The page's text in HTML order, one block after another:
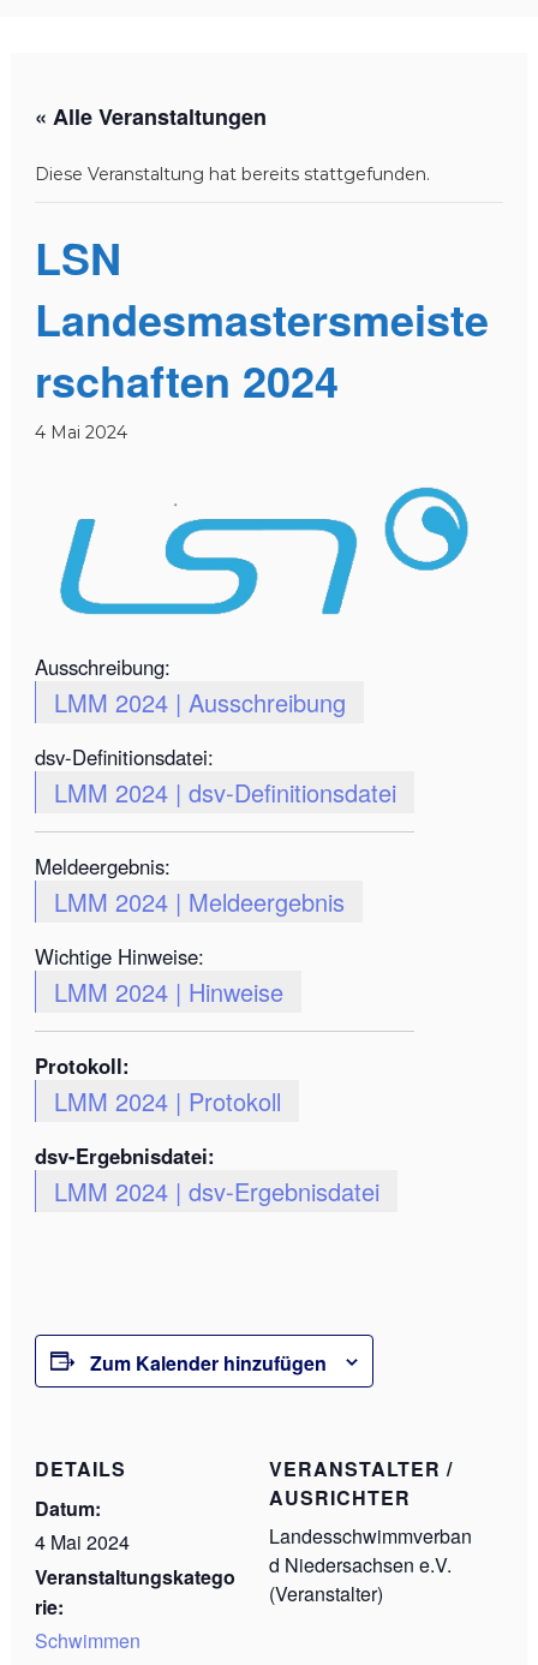
d
s
« Alle Veranstaltungen
Diese Veranstaltung hat bereits stattgefunden.
LSN
Landesmastersmeiste
rschaften 2024
4 Mai 2024
Ausschreibung:
LMM 2024 | Ausschreibung
dsv-Definitionsdatei:
LMM 2024 | dsv-Definitionsdatei
Meldeergebnis:
LMM 2024 | Meldeergebnis
Wichtige Hinweise:
LMM 2024 | Hinweise
Protokoll:
LMM 2024 | Protokoll
dsv-Ergebnisdatei:
LMM 2024 | dsv-Ergebnisdatei
Zum Kalender hinzufügen
DETAILS
Datum:
4 Mai 2024
Veranstaltungskatego
rie:
Schwimmen
VERANSTALTER /
AUSRICHTER
Landesschwimmverban
d Niedersachsen e.V.
(Veranstalter)